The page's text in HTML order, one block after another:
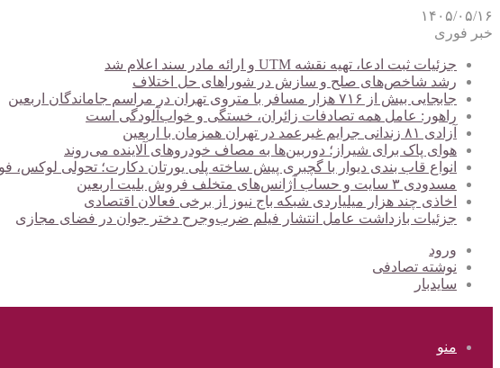
۱۴۰۵/۰۵/۱۶
خبر فوری
جزئیات ثبت ادعا، تهیه نقشه UTM و ارائه مادر سند اعلام شد
رشد شاخص‌های صلح و سازش در شوراهای حل اختلاف
جابجایی بیش از ۷۱۶ هزار مسافر با متروی تهران در مراسم جاماندگان اربعین
راهور: عامل همه تصادفات زائران، خستگی و خواب‌آلودگی است
آزادی ۸۱ زندانی جرایم غیرعمد در تهران همزمان با اربعین
هوای پاک برای شیراز؛ دوربین‌ها به مصاف خودروهای آلاینده می‌روند
انواع قاب بندی دیوار با گچبری پیش ساخته پلی یورتان دکارت؛ تحولی
مسدودی ۳ سایت و حساب آژانس‌های متخلف فروش بلیت اربعین
اخاذی چند هزار میلیاردی شبکه باج نیوز از برخی فعالان اقتصادی
جزئیات بازداشت عامل انتشار فیلم ضرب‌وجرح دختر جوان در فضای مجازی
ورود
نوشته تصادفی
سایدبار
منو